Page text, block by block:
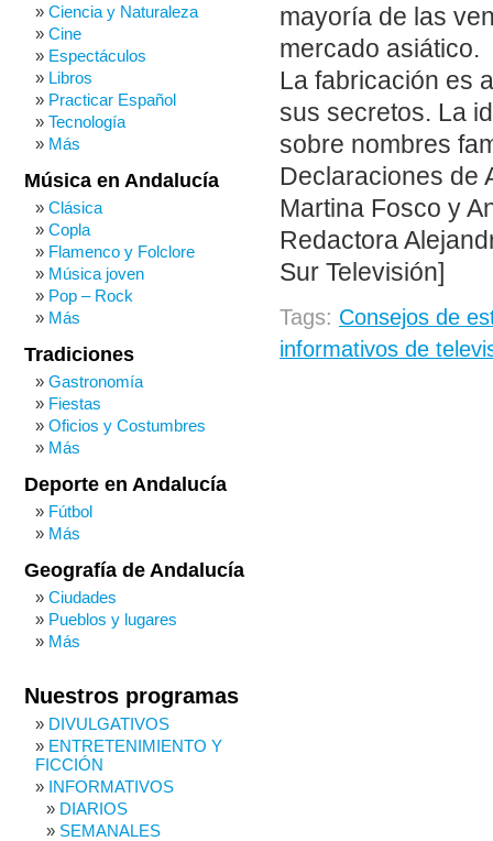
mayoría de las
mercado asiático.
La fabricación es
sus secretos. La
sobre nombres
Declaraciones de
Martina Fosco y
Redactora
Sur Televisión]
Tags: Consejos de
informativos de
Ciencia y Naturaleza
Cine
Espectáculos
Libros
Practicar Español
Tecnología
Más
Música en Andalucía
Clásica
Copla
Flamenco y Folclore
Música joven
Pop – Rock
Más
Tradiciones
Gastronomía
Fiestas
Oficios y Costumbres
Más
Deporte en Andalucía
Fútbol
Más
Geografía de Andalucía
Ciudades
Pueblos y lugares
Más
Nuestros programas
DIVULGATIVOS
ENTRETENIMIENTO Y
FICCIÓN
INFORMATIVOS
DIARIOS
SEMANALES